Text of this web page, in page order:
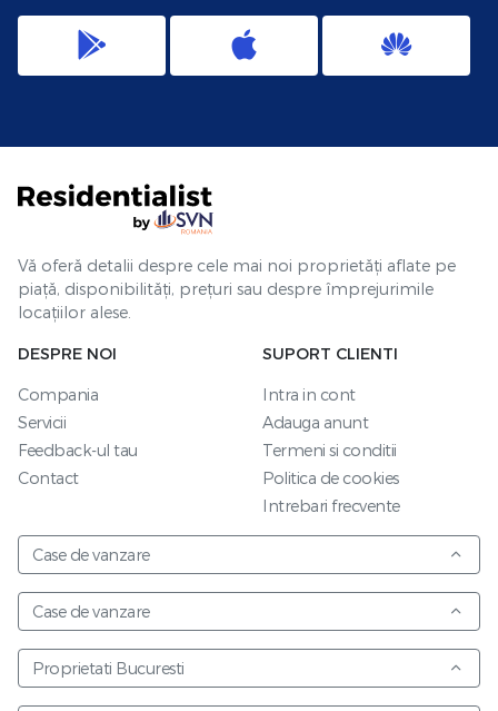
Vă oferă detalii despre cele mai noi proprietăți aflate pe
piață, disponibilități, prețuri sau despre împrejurimile
locațiilor alese.
DESPRE NOI
Compania
Servicii
Feedback-ul tau
Contact
SUPORT CLIENTI
Intra in cont
Adauga anunt
Termeni si conditii
Politica de cookies
Intrebari frecvente
Case de vanzare
Case de vanzare
Proprietati Bucuresti